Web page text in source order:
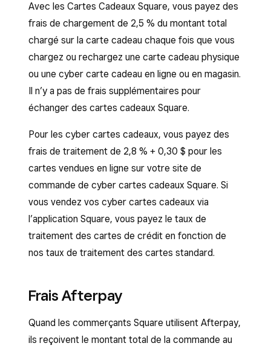
Avec les Cartes Cadeaux Square, vous payez des
frais de chargement de 2,5 % du montant total
chargé sur la carte cadeau chaque fois que vous
chargez ou rechargez une carte cadeau physique
ou une cyber carte cadeau en ligne ou en magasin.
Il n’y a pas de frais supplémentaires pour
échanger des cartes cadeaux Square.
Pour les cyber cartes cadeaux, vous payez des
frais de traitement de 2,8 % + 0,30 $ pour les
cartes vendues en ligne sur votre site de
commande de cyber cartes cadeaux Square. Si
vous vendez vos cyber cartes cadeaux via
l’application Square, vous payez le taux de
traitement des cartes de crédit en fonction de
nos taux de traitement des cartes standard.
Frais Afterpay
Quand les commerçants Square utilisent Afterpay,
ils reçoivent le montant total de la commande au